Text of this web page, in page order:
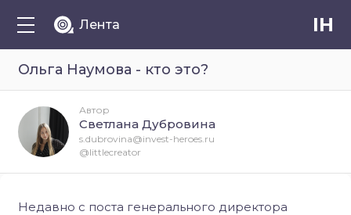
Лента IH
Ольга Наумова - кто это?
Недавно с поста генерального директора
Автор
Светлана Дубровина
s.dubrovina@invest-heroes.ru
@littlecreator